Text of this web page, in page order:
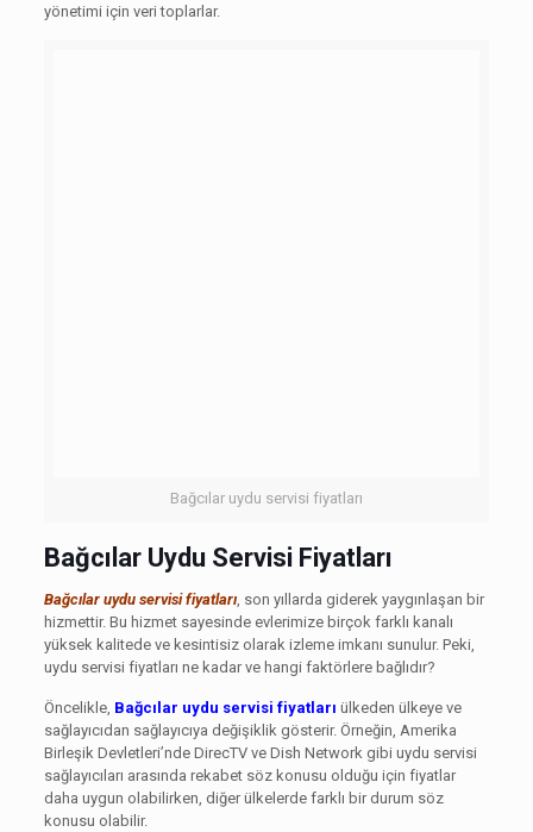
yönetimi için veri toplarlar.
Bağcılar uydu servisi fiyatları
Bağcılar Uydu Servisi Fiyatları
Bağcılar uydu servisi fiyatları, son yıllarda giderek yaygınlaşan bir
hizmettir. Bu hizmet sayesinde evlerimize birçok farklı kanalı
yüksek kalitede ve kesintisiz olarak izleme imkanı sunulur. Peki,
uydu servisi fiyatları ne kadar ve hangi faktörlere bağlıdır?
Öncelikle, Bağcılar uydu servisi fiyatları ülkeden ülkeye ve
sağlayıcıdan sağlayıcıya değişiklik gösterir. Örneğin, Amerika
Birleşik Devletleri’nde DirecTV ve Dish Network gibi uydu servisi
sağlayıcıları arasında rekabet söz konusu olduğu için fiyatlar
daha uygun olabilirken, diğer ülkelerde farklı bir durum söz
konusu olabilir.